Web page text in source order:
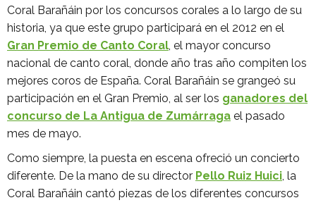
Coral Barañáin por los concursos corales a lo largo de su
historia, ya que este grupo participará en el 2012 en el
Gran Premio de Canto Coral, el mayor concurso
nacional de canto coral, donde año tras año compiten los
mejores coros de España. Coral Barañáin se grangeó su
participación en el Gran Premio, al ser los ganadores del
concurso de La Antigua de Zumárraga el pasado
mes de mayo.
Como siempre, la puesta en escena ofreció un concierto
diferente. De la mano de su director Pello Ruiz Huici, la
Coral Barañáin cantó piezas de los diferentes concursos